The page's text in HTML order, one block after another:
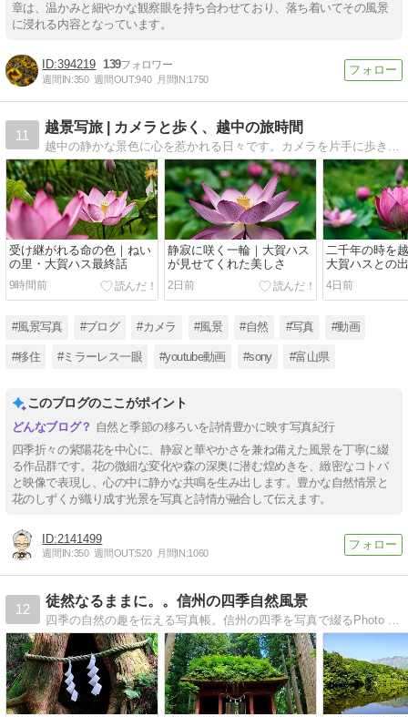
章は、温かみと細やかな観察眼を持ち合わせており、落ち着いてその風景
に浸れる内容となっています。
394219 139
週間IN:350 週間OUT:940 月間IN:1750
11
越景写旅 | カメラと歩く、越中の旅時間
受け継がれる命の色｜ねい
の里・大賀ハス最終話
9時間前
静寂に咲く一輪｜大賀ハス
が見せてくれた美しさ
2日前
二千年の時を
大賀ハスとの
の里
4日前
#風景写真 #ブログ #カメラ #風景 #自然 #写真 #動画
#移住 #ミラーレス一眼 #youtube動画 #sony #富山県
このブログのここがポイント
自然と季節の移ろいを詩情豊かに映す写真紀行
四季折々の紫陽花を中心に、静寂と華やかさを兼ね備えた風景を丁寧に綴
る作品群です。花の微細な変化や森の深奥に潜む煌めきを、緻密なコトバ
と映像で表現し、心の中に静かな共鳴を生み出します。豊かな自然情景と
花のしずくが織り成す光景を写真と詩情が融合して伝えます。
2141499
週間IN:350 週間OUT:520 月間IN:1060
12
徒然なるままに。。信州の四季自然風景
四季の自然の趣を伝える写真帳。信州の四季を写真で綴るPhoto Blog。撮影の参考に是非どうぞ。